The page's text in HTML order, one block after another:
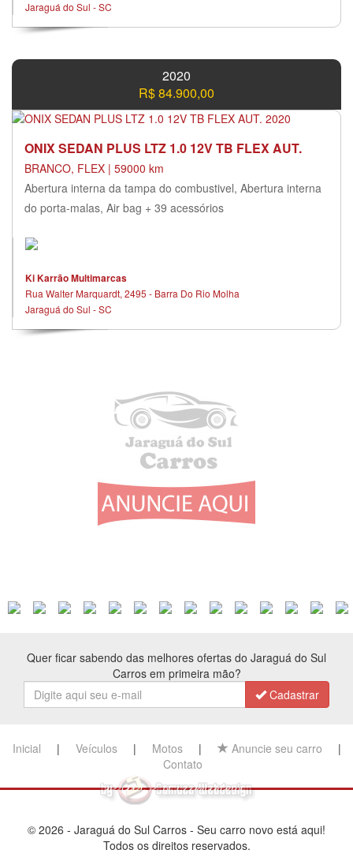
Jaraguá do Sul - SC
2020
R$ 84.900,00
ONIX SEDAN PLUS LTZ 1.0 12V TB FLEX AUT.
BRANCO, FLEX | 59000 km
Abertura interna da tampa do combustivel, Abertura interna
do porta-malas, Air bag + 39 acessórios
Ki Karrão Multimarcas
Rua Walter Marquardt, 2495 - Barra Do Rio Molha
Jaraguá do Sul - SC
Quer ficar sabendo das melhores ofertas do Jaraguá do Sul
Carros em primeira mão?
Cadastrar
Inicial | Veículos| Motos| Anuncie seu carro |
Contato
© 2026 - Jaraguá do Sul Carros - Seu carro novo está aqui!
Todos os direitos reservados.